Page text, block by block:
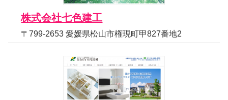
株式会社七色建工
〒799-2653 愛媛県松山市権現町甲827番地2